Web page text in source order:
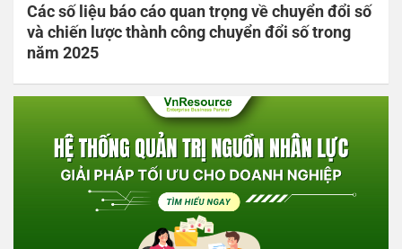
Các số liệu báo cáo quan trọng về chuyển đổi số
và chiến lược thành công chuyển đổi số trong
năm 2025